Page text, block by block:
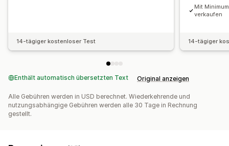
14-tägiger kostenloser Test
Mit
verkaufen
14-tägiger
Enthält automatisch übersetzten Text Original anzeigen
Alle Gebühren werden in USD berechnet. Wiederkehrende und
nutzungsabhängige Gebühren werden alle 30 Tage in Rechnung
gestellt.